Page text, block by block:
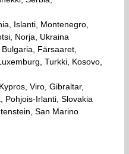
Islanti, Montenegro,
Norja, Ukraina
Färsaaret,
Turkki, Kosovo,
Viro, Gibraltar,
Pohjois-Irlanti, Slovakia
San Marino